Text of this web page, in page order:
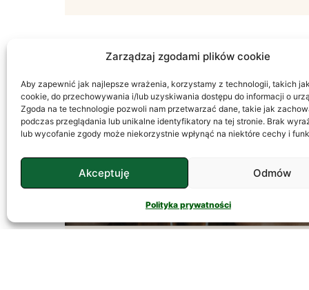
Zarządzaj zgodami plików cookie
Aby zapewnić jak najlepsze wrażenia, korzystamy z technologii, takich
cookie, do przechowywania i/lub uzyskiwania dostępu do informacji o
Zgoda na te technologie pozwoli nam przetwarzać dane, takie jak
podczas przeglądania lub unikalne identyfikatory na tej stronie. Brak
lub wycofanie zgody może niekorzystnie wpłynąć na niektóre cechy i
Akceptuję Odmów
Polityka prywatności
PSYCHOLOGIA